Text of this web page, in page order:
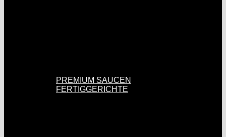
PREMIUM SAUCEN
FERTIGGERICHTE